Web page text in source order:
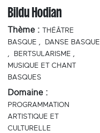
Bildu Hodian
Thème :
THÉÂTRE
BASQUE ,
DANSE BASQUE
,
BERTSULARISME ,
MUSIQUE ET CHANT
BASQUES
Domaine :
PROGRAMMATION
ARTISTIQUE ET
CULTURELLE